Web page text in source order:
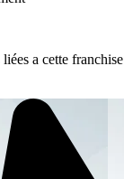
a cette franchise